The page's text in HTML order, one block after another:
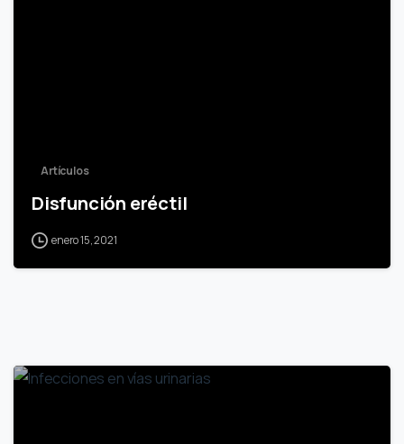
Artículos
Disfunción eréctil
enero 15, 2021